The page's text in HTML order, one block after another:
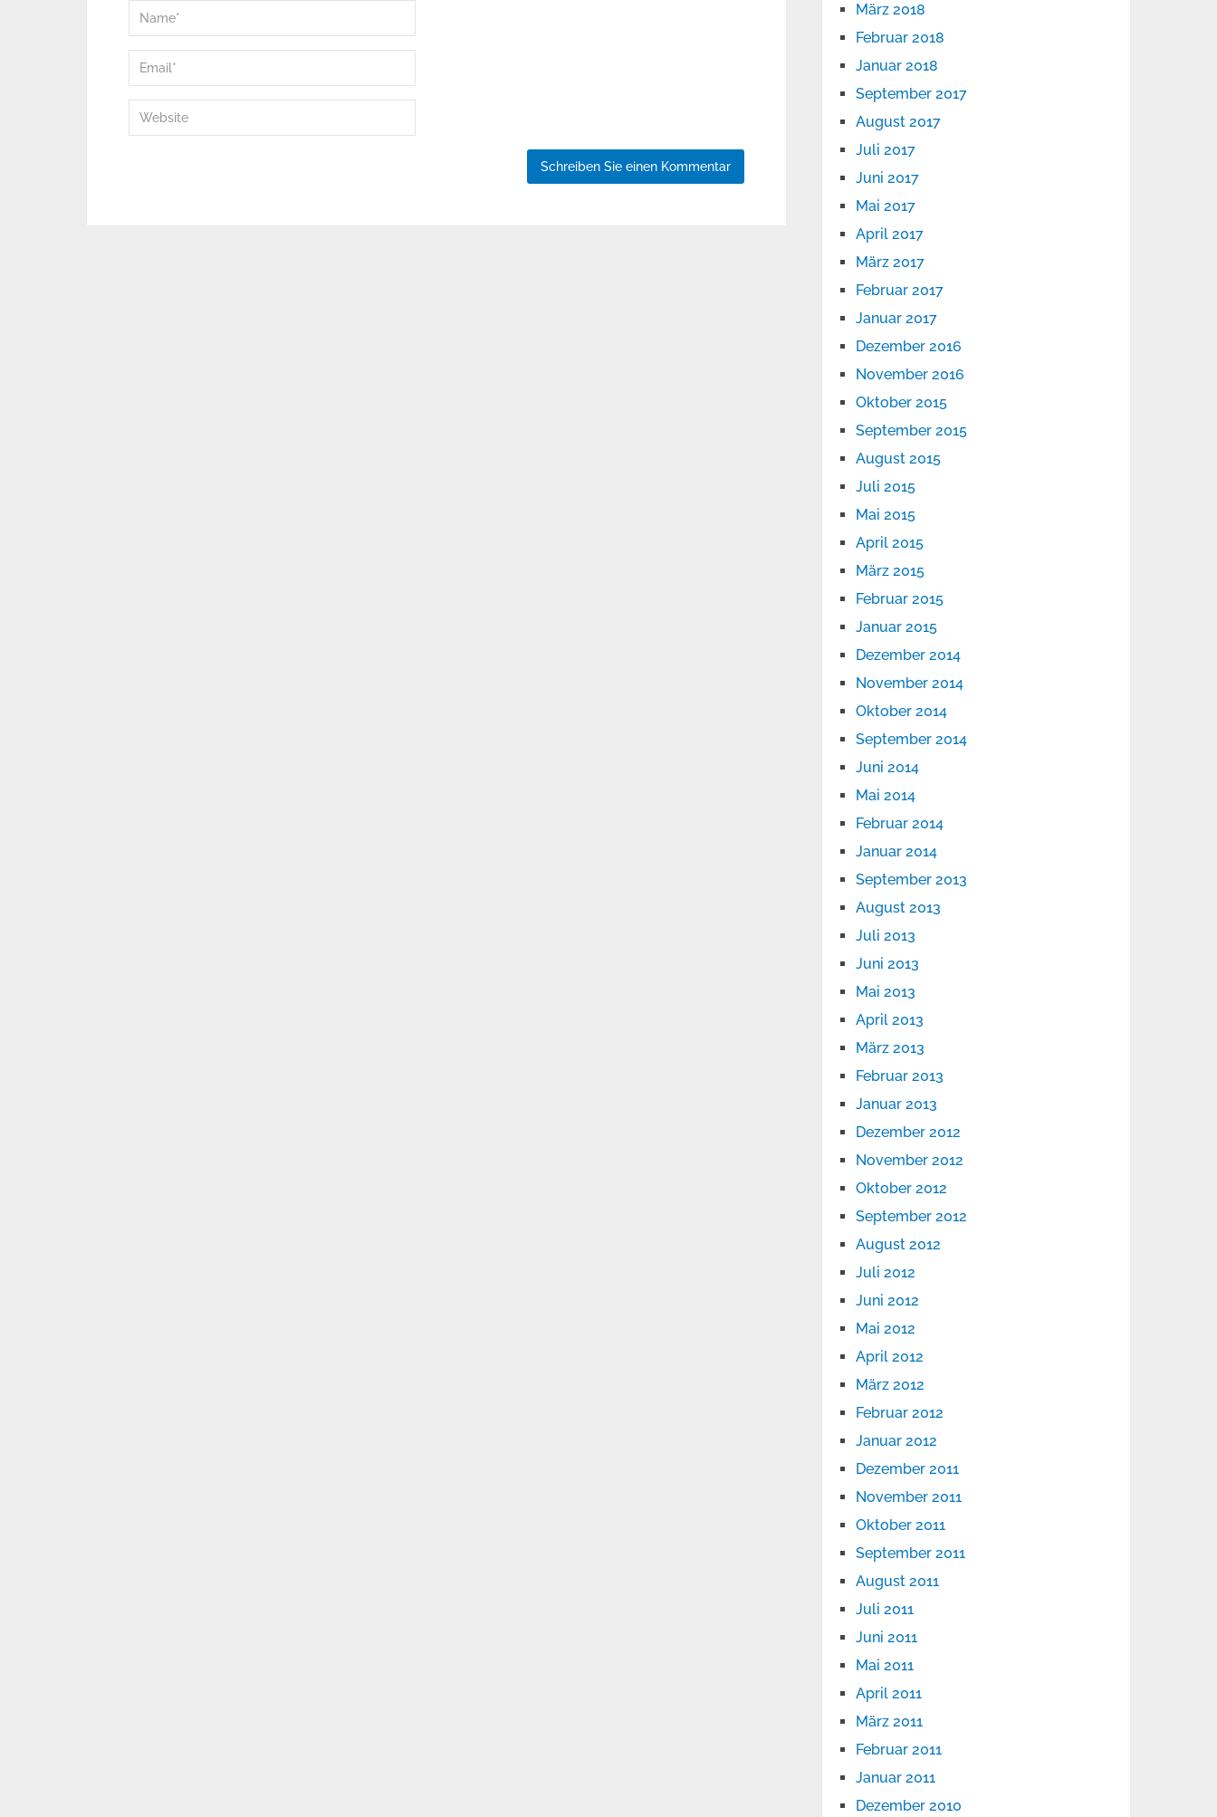
März 2018
Februar 2018
Januar 2018
September 2017
August 2017
Juli 2017
Juni 2017
Mai 2017
April 2017
März 2017
Februar 2017
Januar 2017
Dezember 2016
November 2016
Oktober 2015
September 2015
August 2015
Juli 2015
Mai 2015
April 2015
März 2015
Februar 2015
Januar 2015
Dezember 2014
November 2014
Oktober 2014
September 2014
Juni 2014
Mai 2014
Februar 2014
Januar 2014
September 2013
August 2013
Juli 2013
Juni 2013
Mai 2013
April 2013
März 2013
Februar 2013
Januar 2013
Dezember 2012
November 2012
Oktober 2012
September 2012
August 2012
Juli 2012
Juni 2012
Mai 2012
April 2012
März 2012
Februar 2012
Januar 2012
Dezember 2011
November 2011
Oktober 2011
September 2011
August 2011
Juli 2011
Juni 2011
Mai 2011
April 2011
März 2011
Februar 2011
Januar 2011
Dezember 2010